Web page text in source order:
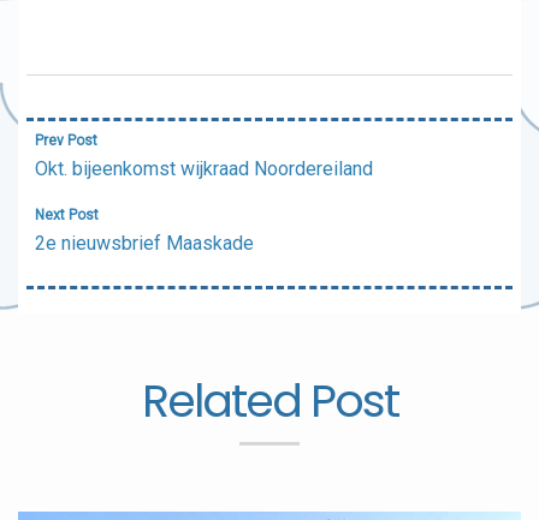
Bericht
navigatie
Prev Post
Okt. bijeenkomst wijkraad Noordereiland
Next Post
2e nieuwsbrief Maaskade
Related Post